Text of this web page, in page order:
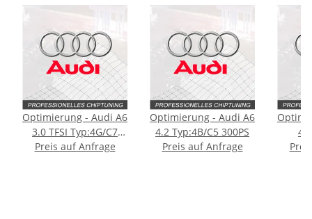
Optimierung - Audi A6
3.0 TFSI Typ:4G/C7
310PS
Preis auf Anfrage
Optimierung - Audi A6
4.2 Typ:4B/C5 300PS
Preis auf Anfrage